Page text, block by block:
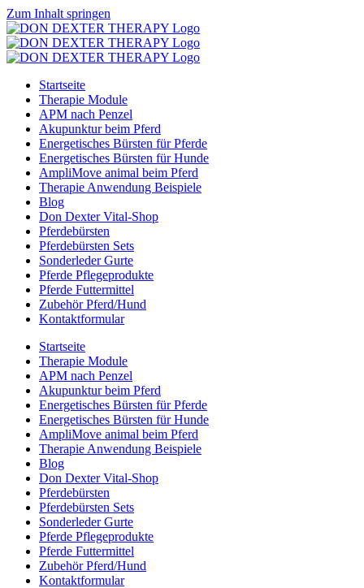
Zum Inhalt springen
Startseite
Therapie Module
APM nach Penzel
Akupunktur beim Pferd
Energetisches Bürsten für Pferde
Energetisches Bürsten für Hunde
AmpliMove animal beim Pferd
Therapie Anwendung Beispiele
Blog
Don Dexter Vital-Shop
Pferdebürsten
Pferdebürsten Sets
Sonderleder Gurte
Pferde Pflegeprodukte
Pferde Futtermittel
Zubehör Pferd/Hund
Kontaktformular
Startseite
Therapie Module
APM nach Penzel
Akupunktur beim Pferd
Energetisches Bürsten für Pferde
Energetisches Bürsten für Hunde
AmpliMove animal beim Pferd
Therapie Anwendung Beispiele
Blog
Don Dexter Vital-Shop
Pferdebürsten
Pferdebürsten Sets
Sonderleder Gurte
Pferde Pflegeprodukte
Pferde Futtermittel
Zubehör Pferd/Hund
Kontaktformular